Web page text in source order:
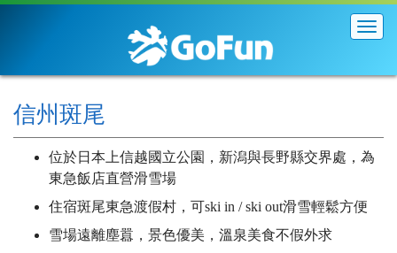
展
覽
信州斑尾
位於日本上信越國立公園，新潟與長野縣交界處，為
東急飯店直營滑雪場
住宿斑尾東急渡假村，可ski in / ski out滑雪輕鬆方便
雪場遠離塵囂，景色優美，溫泉美食不假外求